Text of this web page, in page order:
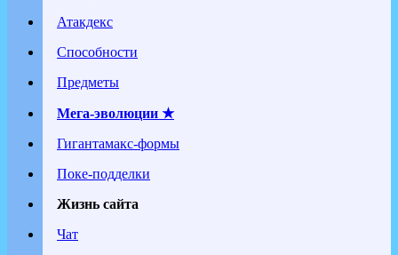
Атакдекс
Способности
Предметы
Мега-эволюции ★
Гигантамакс-формы
Поке-подделки
Жизнь сайта
Чат